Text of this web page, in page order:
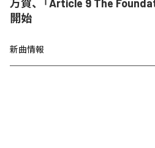
万賀、「Article 9 The
開始
新曲情報